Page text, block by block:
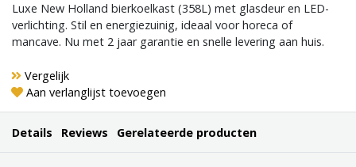
Luxe New Holland bierkoelkast (358L) met glasdeur en LED-
verlichting. Stil en energiezuinig, ideaal voor horeca of
mancave. Nu met 2 jaar garantie en snelle levering aan huis.
Vergelijk
Aan verlanglijst toevoegen
Details Reviews Gerelateerde producten